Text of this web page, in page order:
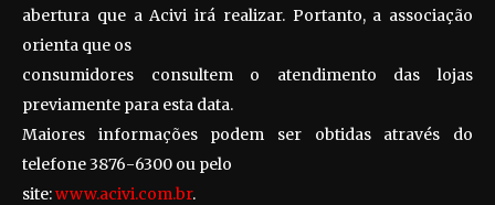
abertura que a Acivi irá realizar. Portanto, a associação
orienta que os
consumidores consultem o atendimento das lojas
previamente para esta data.
Maiores informações podem ser obtidas através do
telefone 3876-6300 ou pelo
site:www.acivi.com.br.